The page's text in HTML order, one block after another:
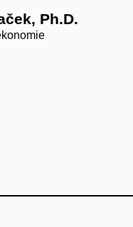
Ph.D.